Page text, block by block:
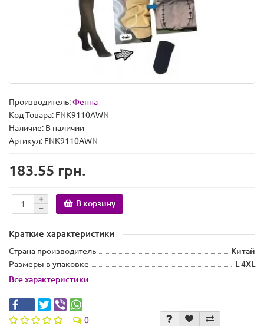
Производитель:Фенна
Код Товара: FNK9110AWN
Наличие: В наличии
Артикул: FNK9110AWN
183.55 грн.
В корзину
Краткие характеристики
Страна производитель
Китай
Размеры в упаковке
L-4XL
Все характеристики
0